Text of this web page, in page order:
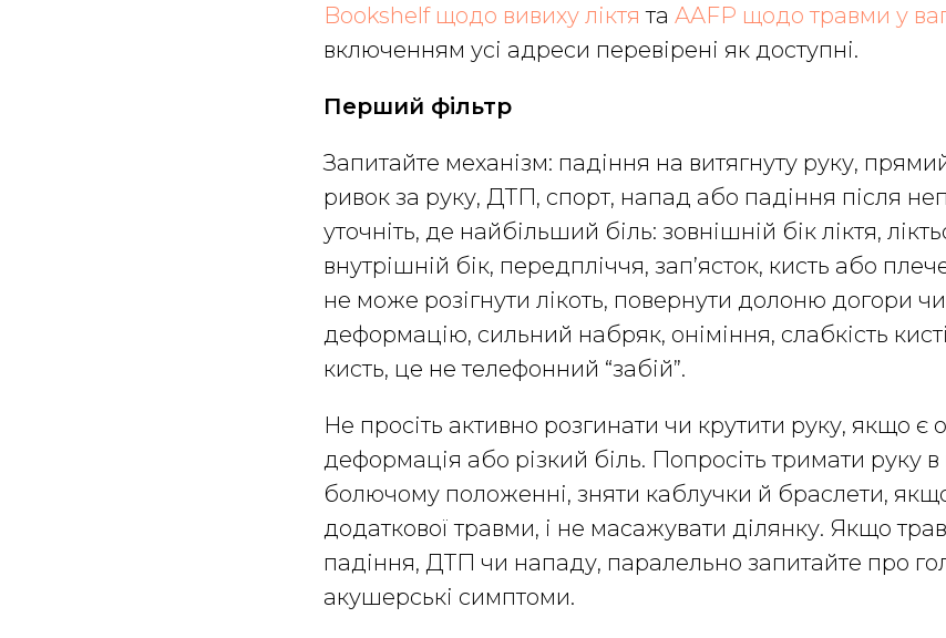
Bookshelf щодо вивиху ліктя та AAFP щодо травми у
включенням усі адреси перевірені як доступні.
Перший фільтр
Запитайте механізм: падіння на витягнуту руку,
ривок за руку, ДТП, спорт, напад або падіння після
уточніть, де найбільший біль: зовнішній бік ліктя,
внутрішній бік, передпліччя, зап’ясток, кисть або
не може розігнути лікоть, повернути долоню догори
деформацію, сильний набряк, оніміння, слабкість
кисть, це не телефонний “забій”.
Не просіть активно розгинати чи крутити руку, якщо є
деформація або різкий біль. Попросіть тримати руку
болючому положенні, зняти каблучки й браслети,
додаткової травми, і не масажувати ділянку. Якщо
падіння, ДТП чи нападу, паралельно запитайте про
акушерські симптоми.